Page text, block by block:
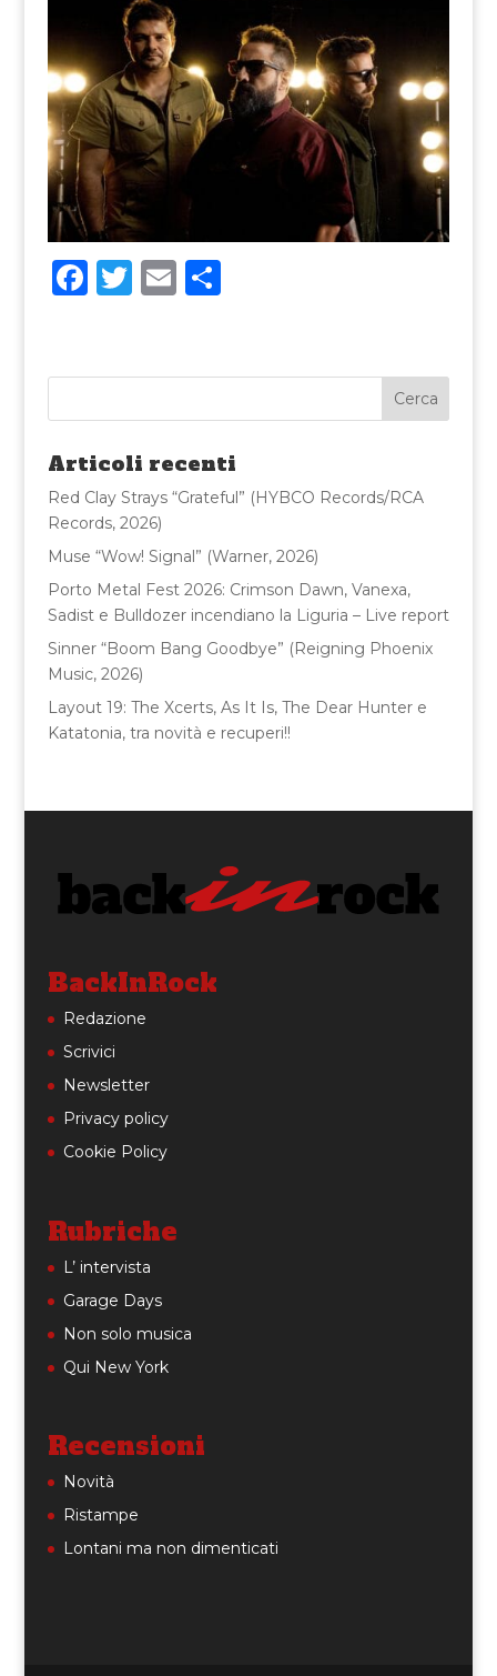
F
e
b
o
o
k
T
te
r
E
l
C
di
vi
di
Articoli recenti
Red Clay Strays “Grateful” (HYBCO Records/RCA
Records, 2026)
Muse “Wow! Signal” (Warner, 2026)
Porto Metal Fest 2026: Crimson Dawn, Vanexa,
Sadist e Bulldozer incendiano la Liguria – Live report
Sinner “Boom Bang Goodbye” (Reigning Phoenix
Music, 2026)
Layout 19: The Xcerts, As It Is, The Dear Hunter e
Katatonia, tra novità e recuperi!!
BackInRock
Redazione
Scrivici
Newsletter
Privacy policy
Cookie Policy
Rubriche
L’ intervista
Garage Days
Non solo musica
Qui New York
Recensioni
Novità
Ristampe
Lontani ma non dimenticati